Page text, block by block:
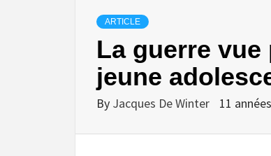
ARTICLE
La guerre vue
jeune
By Jacques De Winter 11